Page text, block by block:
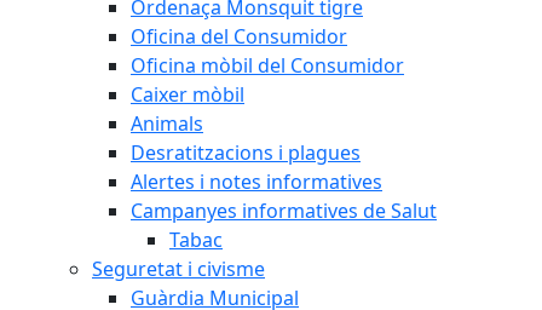
Ordenaça Monsquit tigre
Oficina del Consumidor
Oficina mòbil del Consumidor
Caixer mòbil
Animals
Desratitzacions i plagues
Alertes i notes informatives
Campanyes informatives de Salut
Tabac
Seguretat i civisme
Guàrdia Municipal